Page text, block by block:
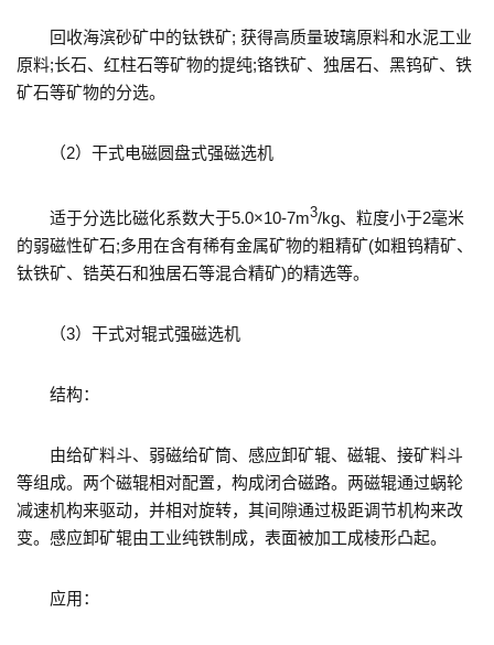
回收海滨砂矿中的钛铁矿; 获得高质量玻璃原料和水泥工业
原料;长石、红柱石等矿物的提纯;铬铁矿、独居石、黑钨矿、铁
矿石等矿物的分选。
（2）干式电磁圆盘式强磁选机
适于分选比磁化系数大于5.0×10-7m3/kg、粒度小于2毫米
的弱磁性矿石;多用在含有稀有金属矿物的粗精矿(如粗钨精矿、
钛铁矿、锆英石和独居石等混合精矿)的精选等。
（3）干式对辊式强磁选机
结构：
由给矿料斗、弱磁给矿筒、感应卸矿辊、磁辊、接矿料斗
等组成。两个磁辊相对配置，构成闭合磁路。两磁辊通过蜗轮
减速机构来驱动，并相对旋转，其间隙通过极距调节机构来改
变。感应卸矿辊由工业纯铁制成，表面被加工成棱形凸起。
应用：